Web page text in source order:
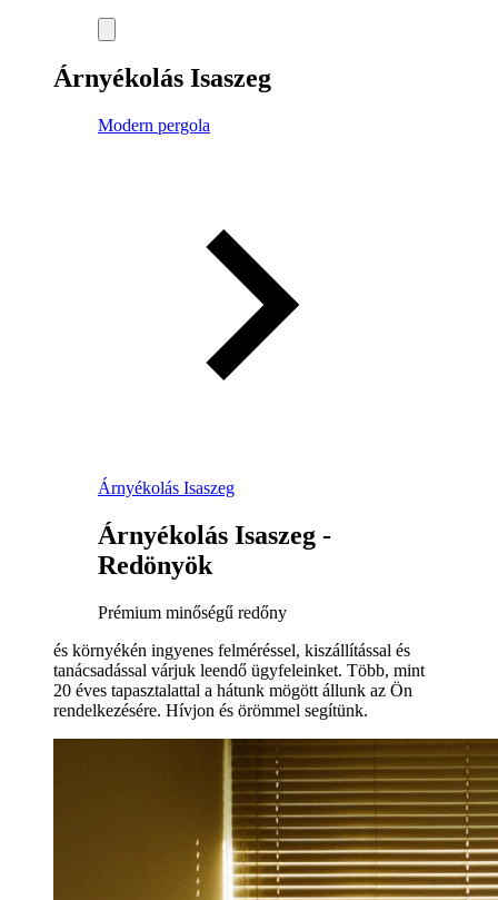
Árnyékolás Isaszeg
Modern pergola
Árnyékolás Isaszeg
Árnyékolás Isaszeg -
Redönyök
Prémium minőségű redőny
és környékén ingyenes felméréssel, kiszállítással és
tanácsadással várjuk leendő ügyfeleinket. Több, mint
20 éves tapasztalattal a hátunk mögött állunk az Ön
rendelkezésére. Hívjon és örömmel segítünk.